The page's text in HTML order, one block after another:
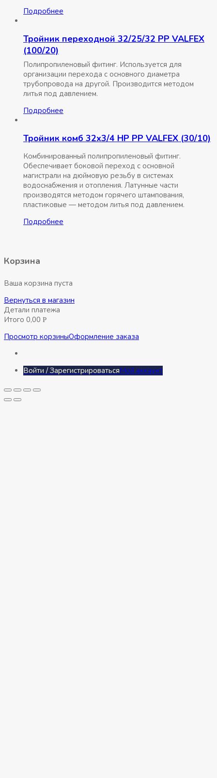
Подробнее
Тройник переходной 32/25/32 РР VALFEX
(100/20)
Полипропиленовый фитинг. Используется для
организации перехода с основного диаметра
трубопровода на другой. Производится методом
литья под давлением.
Подробнее
Тройник комб 32х3/4 НР РР VALFEX (30/10)
Комбинированный полипропиленовый фитинг.
Обеспечивает боковой переход с основной
магистрали на дюймовую резьбу в системах
водоснабжения и отопления. Латунные части
производятся методом горячего штампования,
пластиковые — методом литья под давлением.
Подробнее
Корзина
Ваша корзина пуста
Вернуться в магазин
Детали платежа
Итого 0,00 Р
Просмотр корзиныОформление заказа
Войти / ЗарегистрироватьсяМой аккаунт